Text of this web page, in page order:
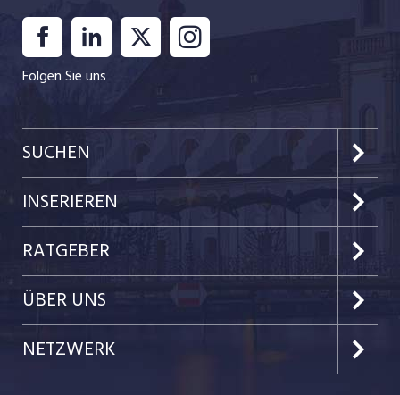
Folgen Sie uns
SUCHEN
Kanton Luzern
Kanton Zug
Kanton Nidwalden
Kanton Obwalden
INSERIEREN
Preise & Leistungen
Kundenlogin
Einzelinserat disponieren
Schnittstelle
RATGEBER
Job-News
Job-Tipps
Job-Storys
ÜBER UNS
Portrait
NETZWERK